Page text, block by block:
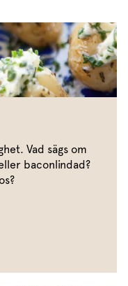
Vad sägs om
baconlindad?